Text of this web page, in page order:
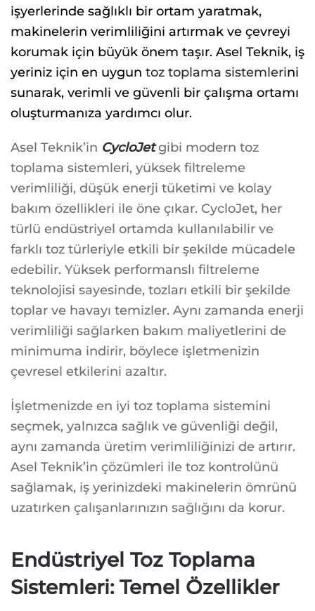
işyerlerinde sağlıklı bir ortam yaratmak,
makinelerin verimliliğini artırmak ve çevreyi
korumak için büyük önem taşır. Asel Teknik, iş
yeriniz için en uygun toz toplama sistemlerini
sunarak, verimli ve güvenli bir çalışma ortamı
oluşturmanıza yardımcı olur.
Asel Teknik’in CycloJetgibi modern toz
toplama sistemleri, yüksek filtreleme
verimliliği, düşük enerji tüketimi ve kolay
bakım özellikleri ile öne çıkar. CycloJet, her
türlü endüstriyel ortamda kullanılabilir ve
farklı toz türleriyle etkili bir şekilde mücadele
edebilir. Yüksek performanslı filtreleme
teknolojisi sayesinde, tozları etkili bir şekilde
toplar ve havayı temizler. Aynı zamanda enerji
verimliliği sağlarken bakım maliyetlerini de
minimuma indirir, böylece işletmenizin
çevresel etkilerini azaltır.
İşletmenizde en iyi toz toplama sistemini
seçmek, yalnızca sağlık ve güvenliği değil,
aynı zamanda üretim verimliliğinizi de artırır.
Asel Teknik’in çözümleri ile toz kontrolünü
sağlamak, iş yerinizdeki makinelerin ömrünü
uzatırken çalışanlarınızın sağlığını da korur.
Endüstriyel Toz Toplama
Sistemleri: Temel Özellikler